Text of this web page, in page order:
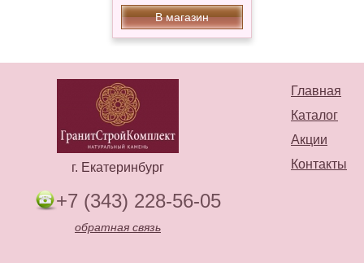
В магазин
Главная
Каталог
Акции
Контакты
г. Екатеринбург
+7 (343) 228-56-05
обратная связь